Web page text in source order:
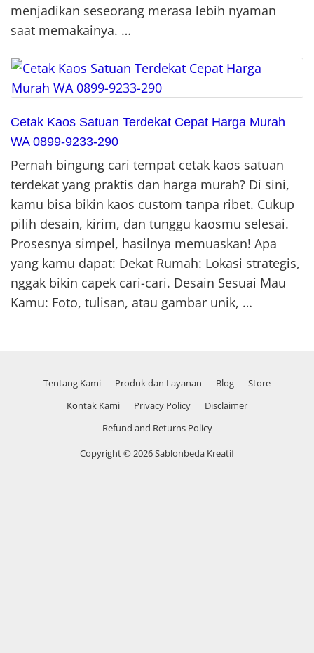
menjadikan seseorang merasa lebih nyaman
saat memakainya. …
Cetak Kaos Satuan Terdekat Cepat Harga Murah
WA 0899-9233-290
Pernah bingung cari tempat cetak kaos satuan
terdekat yang praktis dan harga murah? Di sini,
kamu bisa bikin kaos custom tanpa ribet. Cukup
pilih desain, kirim, dan tunggu kaosmu selesai.
Prosesnya simpel, hasilnya memuaskan! Apa
yang kamu dapat: Dekat Rumah: Lokasi strategis,
nggak bikin capek cari-cari. Desain Sesuai Mau
Kamu: Foto, tulisan, atau gambar unik, …
Tentang Kami Produk dan Layanan Blog
Store
Kontak Kami
Privacy Policy
Disclaimer
Refund and Returns Policy
Copyright © 2026 Sablonbeda Kreatif